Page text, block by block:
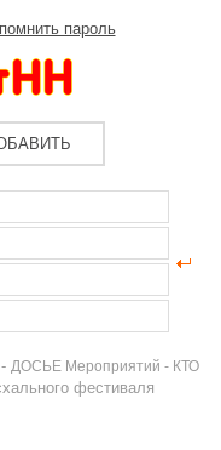
пароль
- ДОСЬЕ Мероприятий - КТО
фестиваля